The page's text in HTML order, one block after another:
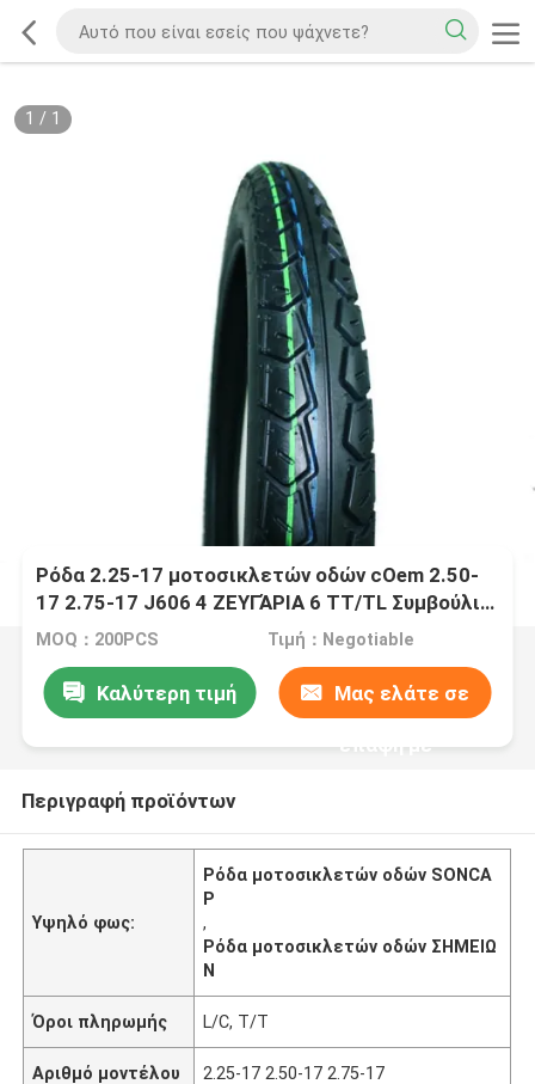
1 / 1
Ρόδα 2.25-17 μοτοσικλετών οδών cOem 2.50-
17 2.75-17 J606 4 ΖΕΥΓΆΡΙΑ 6 TT/TL Συμβούλιο
Πολιτιστικής Συνεργασίας ΖΕΥΓΆΡΙΑ
MOQ：200PCS Τιμή：Negotiable
Καλύτερη τιμή Μας ελάτε σε
επαφή με
Περιγραφή προϊόντων
Υψηλό φως:
Ρόδα μοτοσικλετών οδών SONCA
P
,
Ρόδα μοτοσικλετών οδών ΣΗΜΕΙΩ
Ν
Όροι πληρωμής L/C, T/T
Αριθμό μοντέλου 2.25-17 2.50-17 2.75-17